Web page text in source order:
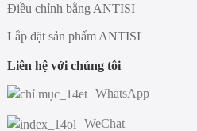
Điều chỉnh bằng ANTISI
Lắp đặt sản phẩm ANTISI
Liên hệ với chúng tôi
WhatsApp
WeChat